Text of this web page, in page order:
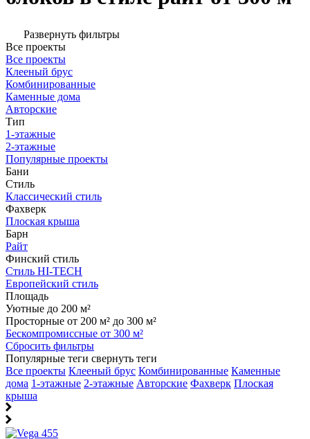
Развернуть фильтры
Все проекты
Все проекты
Клееный брус
Комбинированные
Каменные дома
Авторские
Тип
1-этажные
2-этажные
Популярные проекты
Бани
Стиль
Классический стиль
Фахверк
Плоская крыша
Барн
Райт
Финский стиль
Стиль HI-TECH
Европейский стиль
Площадь
Уютные до 200 м²
Просторные от 200 м² до 300 м²
Бескомпромиссные от 300 м²
Сбросить фильтры
Популярные теги свернуть теги
Все проекты Клееный брус Комбинированные Каменные
дома 1-этажные 2-этажные Авторские Фахверк Плоская
крыша